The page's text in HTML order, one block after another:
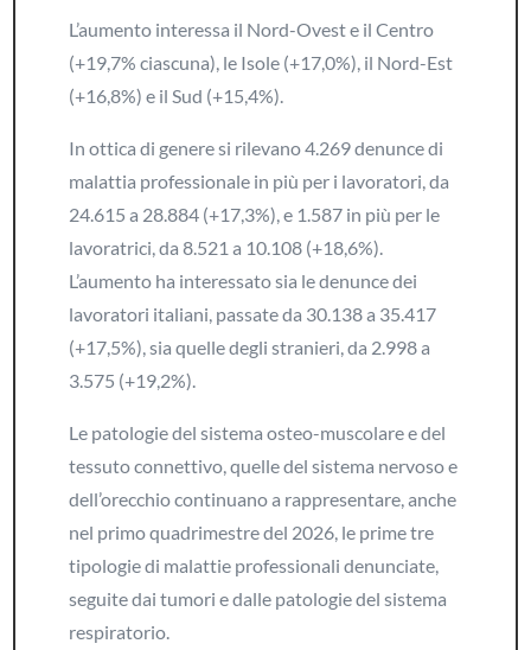
L’aumento interessa il Nord-Ovest e il Centro
(+19,7% ciascuna), le Isole (+17,0%), il Nord-Est
(+16,8%) e il Sud (+15,4%).
In ottica di genere si rilevano 4.269 denunce di
malattia professionale in più per i lavoratori, da
24.615 a 28.884 (+17,3%), e 1.587 in più per le
lavoratrici, da 8.521 a 10.108 (+18,6%).
L’aumento ha interessato sia le denunce dei
lavoratori italiani, passate da 30.138 a 35.417
(+17,5%), sia quelle degli stranieri, da 2.998 a
3.575 (+19,2%).
Le patologie del sistema osteo-muscolare e del
tessuto connettivo, quelle del sistema nervoso e
dell’orecchio continuano a rappresentare, anche
nel primo quadrimestre del 2026, le prime tre
tipologie di malattie professionali denunciate,
seguite dai tumori e dalle patologie del sistema
respiratorio.